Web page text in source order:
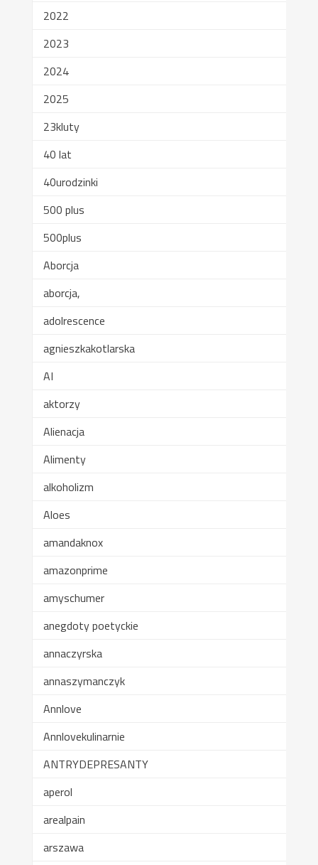
2022
2023
2024
2025
23kluty
40 lat
40urodzinki
500 plus
500plus
Aborcja
aborcja,
adolrescence
agnieszkakotlarska
AI
aktorzy
Alienacja
Alimenty
alkoholizm
Aloes
amandaknox
amazonprime
amyschumer
anegdoty poetyckie
annaczyrska
annaszymanczyk
Annlove
Annlovekulinarnie
ANTRYDEPRESANTY
aperol
arealpain
arszawa